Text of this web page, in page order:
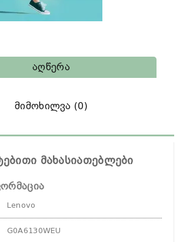
Აღწერა
Მიმოხილვა (0)
მახასიათებლები
Lenovo
G0A6130WEU